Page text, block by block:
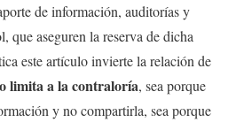
de información, auditorías y
que aseguren la reserva de dicha
este artículo invierte la relación de
limita a la contraloría, sea porque
y no compartirla, sea porque